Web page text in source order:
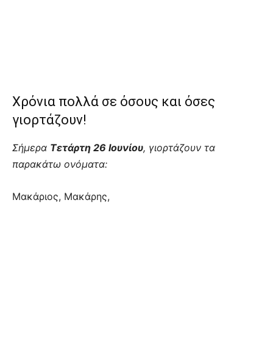
Χρόνια πολλά σε όσους και όσες
γιορτάζουν!
Σήμερα Τετάρτη 26 Ιουνίου, γιορτάζουν τα
παρακάτω ονόματα:
Μακάριος, Μακάρης,